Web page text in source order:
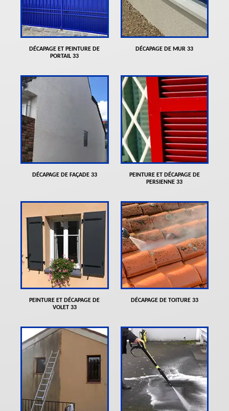
DÉCAPAGE ET PEINTURE DE
PORTAIL 33
DÉCAPAGE DE MUR 33
DÉCAPAGE DE FAÇADE 33
PEINTURE ET DÉCAPAGE DE
PERSIENNE 33
PEINTURE ET DÉCAPAGE DE
VOLET 33
DÉCAPAGE DE TOITURE 33